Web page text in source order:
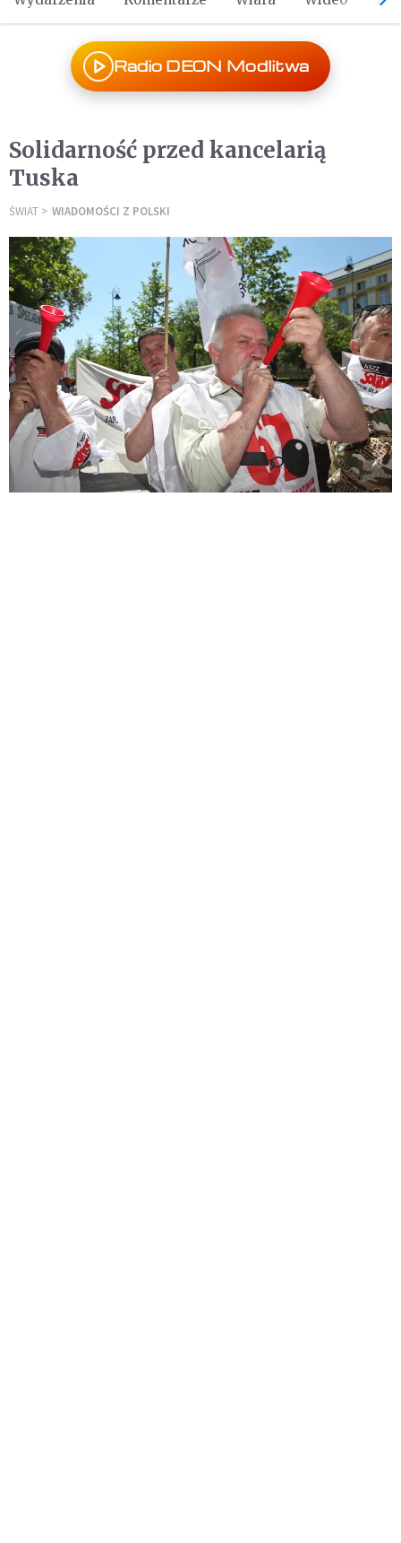
Radio DEON Modlitwa
Solidarność przed kancelarią
Tuska
ŚWIAT WIADOMOŚCI Z POLSKI